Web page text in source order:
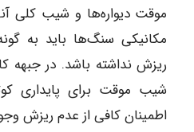
موقت دیواره‌ها و شیب کلی
مکانیکی سنگ‌ها باید به
ریزش نداشته باشد. در جبهه
شیب موقت برای پایداری
اطمینان کافی از عدم ریزش